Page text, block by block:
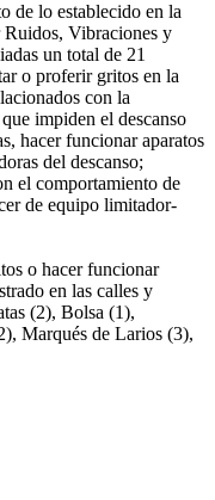
de lo establecido en la
Ruidos, Vibraciones y
un total de 21
o proferir gritos en la
con la
impiden el descanso
hacer funcionar aparatos
del descanso;
el comportamiento de
de equipo limitador-
o hacer funcionar
en las calles y
(2), Bolsa (1),
Marqués de Larios (3),